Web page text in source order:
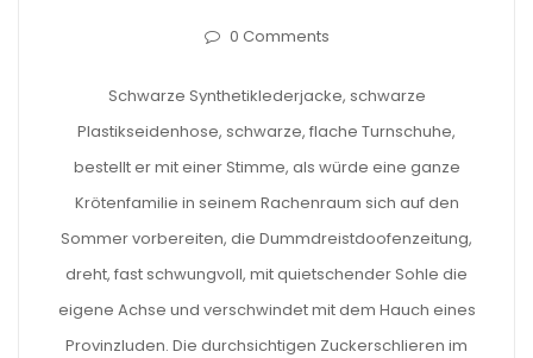
0 Comments
Schwarze Synthetiklederjacke, schwarze
Plastikseidenhose, schwarze, flache Turnschuhe,
bestellt er mit einer Stimme, als würde eine ganze
Krötenfamilie in seinem Rachenraum sich auf den
Sommer vorbereiten, die Dummdreistdoofenzeitung,
dreht, fast schwungvoll, mit quietschender Sohle die
eigene Achse und verschwindet mit dem Hauch eines
Provinzluden. Die durchsichtigen Zuckerschlieren im